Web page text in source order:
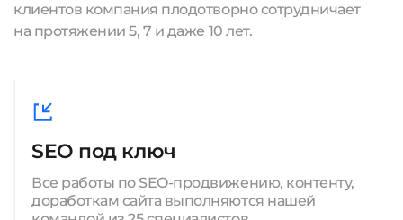
клиентов компания плодотворно сотрудничает
на протяжении 5, 7 и даже 10 лет.
SEO под ключ
Все работы по SEO-продвижению, контенту,
доработкам сайта выполняются нашей